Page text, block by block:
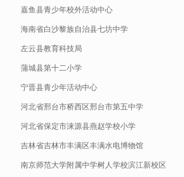
嘉鱼县青少年校外活动中心
海南省白沙黎族自治县七坊中学
左云县教育科技局
蒲城县第十二小学
宁晋县青少年活动中心
河北省邢台市桥西区邢台市第五中学
河北省保定市涞源县燕赵学校小学
吉林省吉林市丰满区丰满水电博物馆
南京师范大学附属中学树人学校滨江新校区